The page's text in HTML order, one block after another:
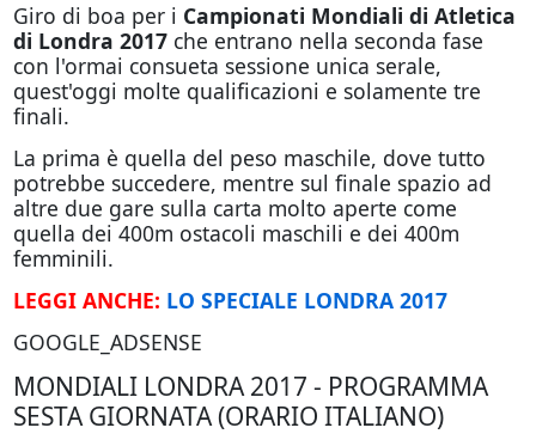
Giro di boa per i Campionati Mondiali di Atletica
di Londra 2017 che entrano nella seconda fase
con l'ormai consueta sessione unica serale,
quest'oggi molte qualificazioni e solamente tre
finali.
La prima è quella del peso maschile, dove tutto
potrebbe succedere, mentre sul finale spazio ad
altre due gare sulla carta molto aperte come
quella dei 400m ostacoli maschili e dei 400m
femminili.
LEGGI ANCHE: LO SPECIALE LONDRA 2017
GOOGLE_ADSENSE
MONDIALI LONDRA 2017 - PROGRAMMA
SESTA GIORNATA (ORARIO ITALIANO)